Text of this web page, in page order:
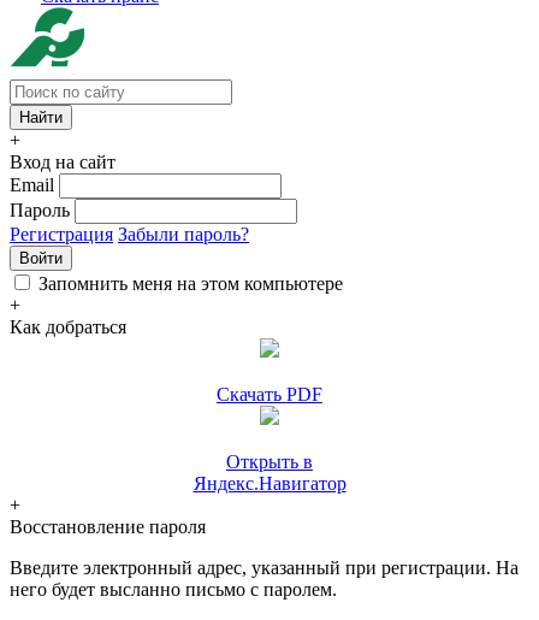
+
Вход на сайт
Email
Пароль
Регистрация Забыли пароль?
Войти
Запомнить меня на этом компьютере
+
Как добраться
Скачать PDF
Открыть в
Яндекс.Навигатор
+
Восстановление пароля
Введите электронный адрес, указанный при регистрации. На
него будет высланно письмо с паролем.